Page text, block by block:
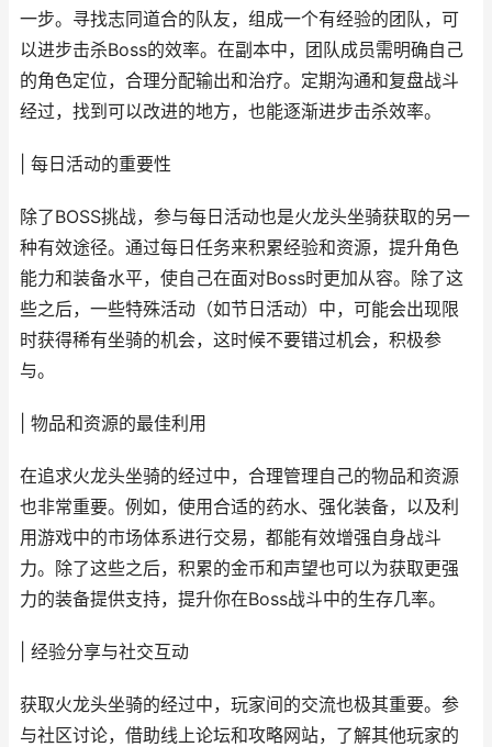
一步。寻找志同道合的队友，组成一个有经验的团队，可
以进步击杀Boss的效率。在副本中，团队成员需明确自己
的角色定位，合理分配输出和治疗。定期沟通和复盘战斗
经过，找到可以改进的地方，也能逐渐进步击杀效率。
| 每日活动的重要性
除了BOSS挑战，参与每日活动也是火龙头坐骑获取的另一
种有效途径。通过每日任务来积累经验和资源，提升角色
能力和装备水平，使自己在面对Boss时更加从容。除了这
些之后，一些特殊活动（如节日活动）中，可能会出现限
时获得稀有坐骑的机会，这时候不要错过机会，积极参
与。
| 物品和资源的最佳利用
在追求火龙头坐骑的经过中，合理管理自己的物品和资源
也非常重要。例如，使用合适的药水、强化装备，以及利
用游戏中的市场体系进行交易，都能有效增强自身战斗
力。除了这些之后，积累的金币和声望也可以为获取更强
力的装备提供支持，提升你在Boss战斗中的生存几率。
| 经验分享与社交互动
获取火龙头坐骑的经过中，玩家间的交流也极其重要。参
与社区讨论，借助线上论坛和攻略网站，了解其他玩家的